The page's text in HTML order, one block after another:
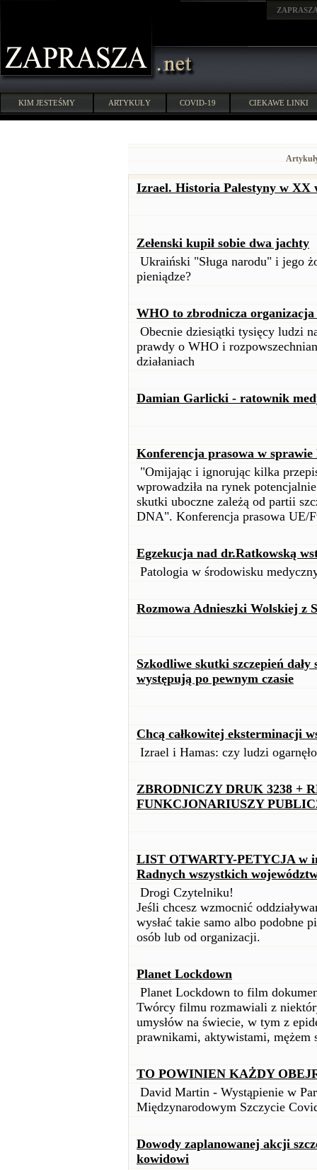
KIM JESTEŚMY ARTYKUŁY COVID-19 CIEKAWE LINKI
Izrael. Historia Palestyny w XX
Zełenski kupił sobie dwa jachty
Ukraiński "Sługa narodu" i jego
pieniądze?
WHO to zbrodnicza
Obecnie dziesiątki tysięcy ludzi
prawdy o WHO i
działaniach
Damian Garlicki - ratownik
Konferencja prasowa w
"Omijając i ignorując kilka
wprowadziła na rynek
skutki uboczne zależą od partii
DNA". Konferencja prasowa UE/
Egzekucja nad dr.Ratkowską
Patologia w środowisku
Rozmowa Adnieszki Wolskiej z
Szkodliwe skutki szczepień
występują po pewnym czasie
Chcą całkowitej eksterminacji
Izrael i Hamas: czy ludzi
ZBRODNICZY DRUK 3238 +
FUNKCJONARIUSZY
LIST OTWARTY-PETYCJA w
Radnych wszystkich
Drogi Czytelniku!
Jeśli chcesz wzmocnić
wysłać takie samo albo podobne
osób lub od organizacji.
Planet Lockdown
Planet Lockdown to film
Twórcy filmu rozmawiali z
umysłów na świecie, w tym z
prawnikami, aktywistami, mężem
TO POWINIEN KAŻDY
David Martin - Wystąpienie w
Międzynarodowym Szczycie
Dowody zaplanowanej akcji
kowidowi